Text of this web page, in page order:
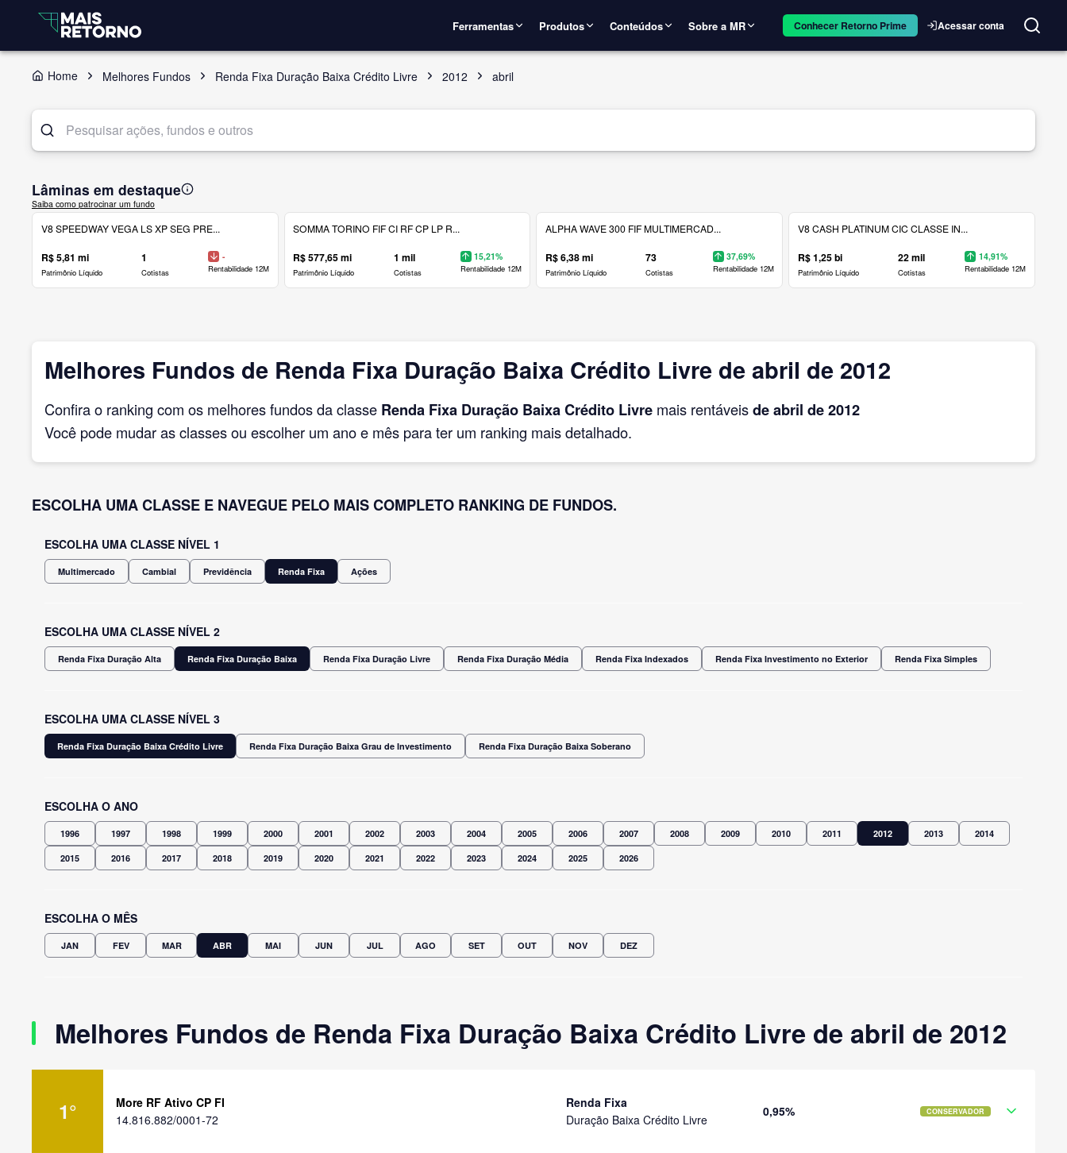
Ferramentas Produtos Conteúdos Sobre a MR Conhecer Retorno Prime Acessar conta
Home Melhores Fundos Renda Fixa Duração Baixa Crédito Livre 2012 abril
Lâminas em destaque
Saiba como patrocinar um fundo
V8 SPEEDWAY VEGA LS XP SEG PRE...
R$ 5,81 mi
Patrimônio Líquido
1
Cotistas
-
Rentabilidade 12M
SOMMA TORINO FIF CI RF CP LP R...
R$ 577,65 mi
Patrimônio Líquido
1 mil
Cotistas
15,21%
Rentabilidade 12M
ALPHA WAVE 300 FIF MULTIMERCAD...
R$ 6,38 mi
Patrimônio Líquido
73
Cotistas
37,69%
Rentabilidade 12M
V8 CASH PLATINUM CIC CLASSE IN...
R$ 1,25 bi
Patrimônio Líquido
22 mil
Cotistas
14,91%
Rentabilidade 12M
Melhores Fundos de Renda Fixa Duração Baixa Crédito Livre de abril de 2012
Confira o ranking com os melhores fundos da classe Renda Fixa Duração Baixa Crédito Livre mais rentáveisde abril de 2012
Você pode mudar as classes ou escolher um ano e mês para ter um ranking mais detalhado.
ESCOLHA UMA CLASSE E NAVEGUE PELO MAIS COMPLETO RANKING DE FUNDOS.
ESCOLHA UMA CLASSE NÍVEL 1
Multimercado Cambial Previdência Renda Fixa Ações
ESCOLHA UMA CLASSE NÍVEL 2
Renda Fixa Duração Alta Renda Fixa Duração Baixa Renda Fixa Duração Livre Renda Fixa Duração Média Renda Fixa Indexados Renda Fixa Investimento no Exterior Renda Fixa Simples
ESCOLHA UMA CLASSE NÍVEL 3
Renda Fixa Duração Baixa Crédito Livre Renda Fixa Duração Baixa Grau de Investimento Renda Fixa Duração Baixa Soberano
ESCOLHA O ANO
1996 1997 1998 1999 2000 2001 2002 2003 2004 2005 2006 2007 2008 2009 2010 2011 2012 2013 2014
2015 2016 2017 2018 2019 2020 2021 2022 2023 2024 2025 2026
ESCOLHA O MÊS
JAN FEV MAR ABR MAI JUN JUL AGO SET OUT NOV DEZ
Melhores Fundos de Renda Fixa Duração Baixa Crédito Livre de abril de 2012
1°
More RF Ativo CP FI
14.816.882/0001-72
Renda Fixa
Duração Baixa Crédito Livre
0,95% CONSERVADOR